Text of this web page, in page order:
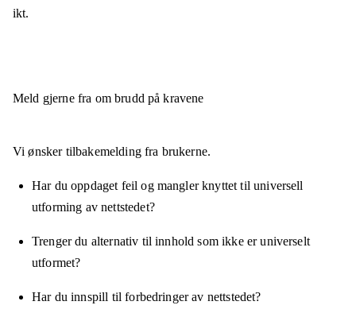
ikt.
Meld gjerne fra om brudd på kravene
Vi ønsker tilbakemelding fra brukerne.
Har du oppdaget feil og mangler knyttet til universell
utforming av nettstedet?
Trenger du alternativ til innhold som ikke er universelt
utformet?
Har du innspill til forbedringer av nettstedet?